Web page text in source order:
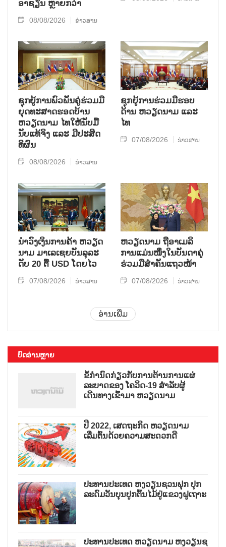
ອາຊຽນ ຫຼາຍກວ່າ
08/08/2026 ຂ່າວສານ
ຊຸກ​ຍູ້​ການ​ພົວ​ພັນ​ຄູ່​ຮ່ວມ​ມື​
ຍຸດ​ທະ​ສາດ​ຮອດ​ບ້ານ
ຫວຽດ​ນາມ ໄທ​ໃຫ້​ນັບ​ມື້​
ນັບ​ແທ້​ຈິງ ແລະ ມີ​ປະ​ສິດ​
ທິ​ຜົນ
08/08/2026 ຂ່າວສານ
ຊຸກຍູ້ການຮ່ວມມືຮອບ
ດ້ານ ຫວຽດນາມ ແລະ
ໄທ
07/08/2026 ຂ່າວສານ
ນຳ​ວົງ​ເງິນ​ການ​ຄ້າ ຫວຽດ​
ນາມ ມາ​ເລ​ເຊຍ​ບັນ​ລຸ​ລະ​
ດັບ 20 ຕື້ USD ໂດຍ​ໄວ
07/08/2026 ຂ່າວສານ
ຫ​ວຽດ​ນາມ ຖື​ອາ​ເມ​ລິ​
ການ​ແມ່ນ​ໜຶ່ງ​ໃນ​ບັນ​ດາ​ຄູ່​
ຮ່ວມ​ມື​ສຳ​ຄັນ​ແຖວ​ໜ້າ
07/08/2026 ຂ່າວສານ
ອ່ານເພີ່ມ
ບົດອ່ານຫຼາຍ
ຂໍ້ກຳນົດກ່ຽວກັບການຕ້ານການແຜ່
ລະບາດຂອງ ໂຄວິດ-19 ສຳລັບຜູ້
ເດີນທາງເຂົ້າມາ ຫວຽດນາມ
ປີ 2022, ເສດຖະກິດ ຫວຽດນາມ
ເລີ່ມຕົ້ນດ້ວຍຄວາມສະດວກດີ
ປະທານປະເທດ ຫງວຽນຊວນຟຸກ ປຸກ
ລະດົມວັນບຸນປູກຕົ້ນໄມ້ຢູ່ແຂວງຝູເຖາະ
ປະທານປະເທດ ຫວຽດນາມ ຫງວຽນຊ